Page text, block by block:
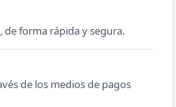
de forma rápida y segura.
de los medios de pagos